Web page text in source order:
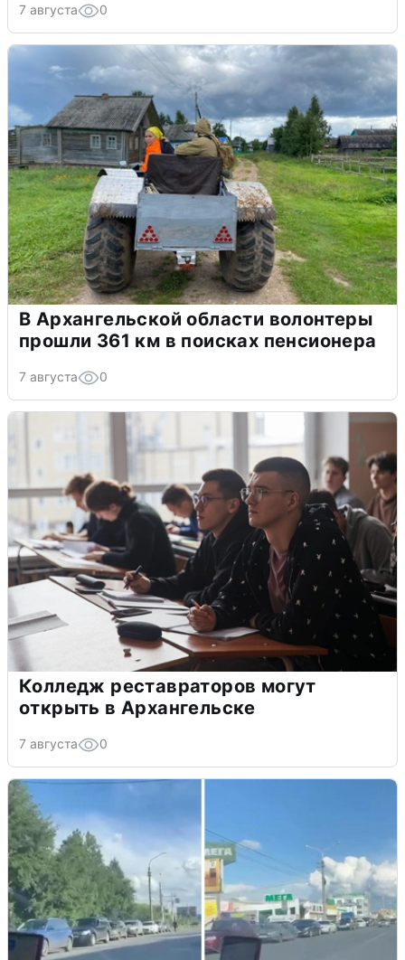
7 августа 0
В Архангельской области волонтеры
прошли 361 км в поисках пенсионера
7 августа 0
Колледж реставраторов могут
открыть в Архангельске
7 августа 0